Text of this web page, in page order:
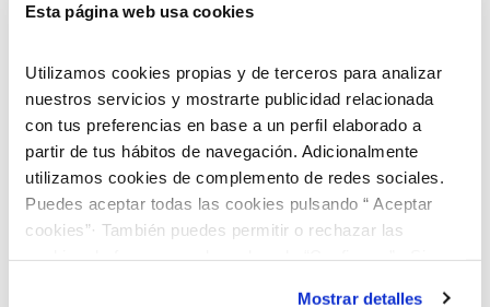
Esta página web usa cookies
Utilizamos cookies propias y de terceros para analizar
nuestros servicios y mostrarte publicidad relacionada
con tus preferencias en base a un perfil elaborado a
partir de tus hábitos de navegación. Adicionalmente
utilizamos cookies de complemento de redes sociales.
Puedes aceptar todas las cookies pulsando “ Aceptar
cookies”· También puedes permitir o rechazar las
Mostrar detalles
logros